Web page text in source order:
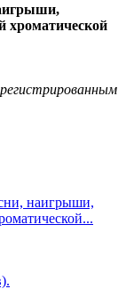
хроматической
наигрыши,